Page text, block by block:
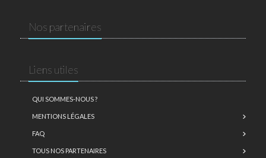
Nos partenaires
Liens utiles
QUI SOMMES-NOUS ?
MENTIONS LÉGALES
FAQ
TOUS NOS PARTENAIRES